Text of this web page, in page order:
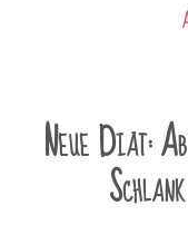
Neue Diät: